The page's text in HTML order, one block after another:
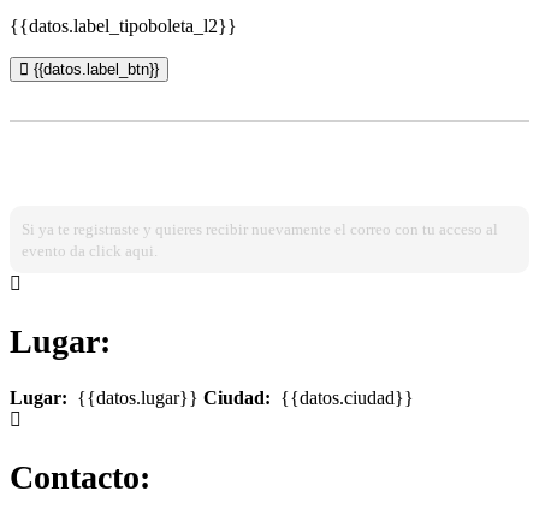
{{datos.label_tipoboleta_l2}}
{{datos.label_btn}}
Si ya te registraste y quieres recibir nuevamente el correo con tu acceso al
evento da click aqui.
Lugar:
Lugar: {{datos.lugar}} Ciudad: {{datos.ciudad}}
Contacto: